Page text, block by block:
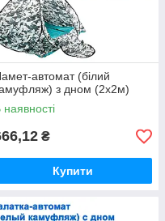
автомат (білий
з дном (2x2м)
наявності
₴
Купити